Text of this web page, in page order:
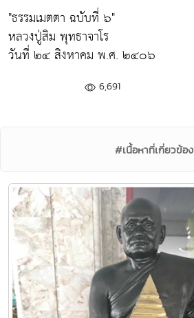
"ธรรมเมตตา ฉบับที่ ๖"
หลวงปู่สิม พุทธาจาโร
วันที่ ๒๔ สิงหาคม พ.ศ. ๒๔๐๖
6,691
#เนื้อหาที่เกี่ยวข้อง